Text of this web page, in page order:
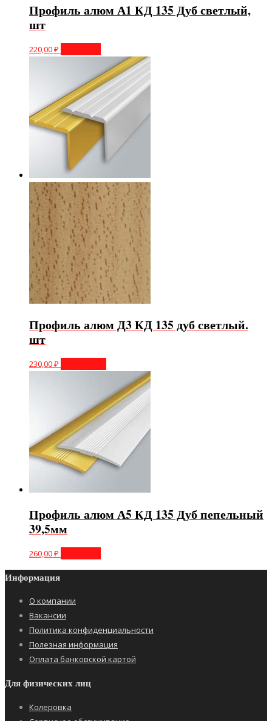
Профиль алюм А1 КД 135 Дуб светлый,
шт
220,00₽
Профиль алюм Д3 КД 135 дуб светлый.
шт
230,00₽
Профиль алюм А5 КД 135 Дуб пепельный
39,5мм
260,00₽
Информация
О компании
Вакансии
Политика конфиденциальности
Полезная информация
Оплата банковской картой
Для физических лиц
Колеровка